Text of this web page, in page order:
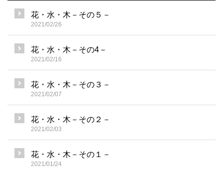
花・水・木－その５－
2021/02/26
花・水・木－その4－
2021/02/16
花・水・木－その３－
2021/02/07
花・水・木－その２－
2021/02/03
花・水・木－その１－
2021/01/24